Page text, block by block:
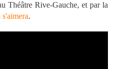
Théâtre Rive-Gauche, et par la
s'aimera.